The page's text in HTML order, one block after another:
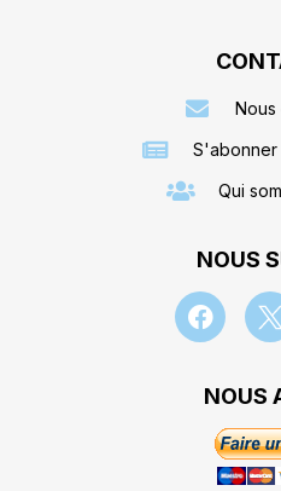
S'abonner
Qui
NOUS
NOUS